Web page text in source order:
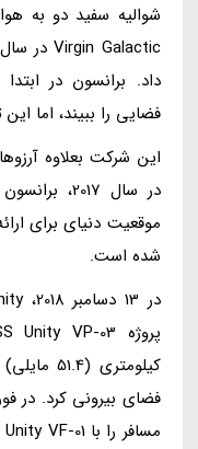
شوالیه سفید دو به
فضایی را ببیند، اما
این شرکت بعلاوه
موقعیت دنیای برای
شده است.
کیلومتری